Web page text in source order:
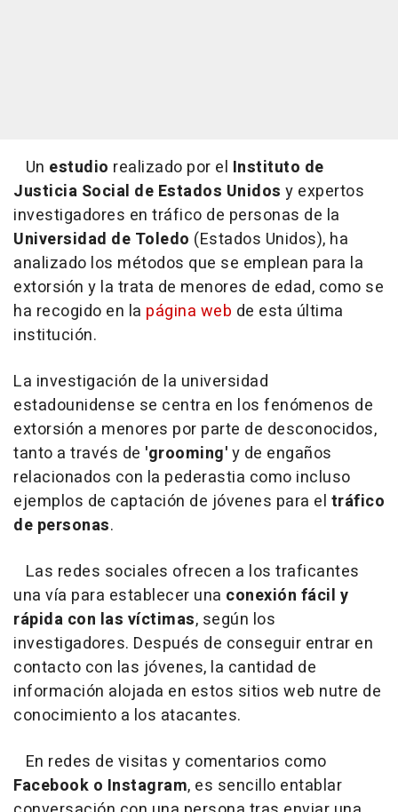
Un estudio realizado por el Instituto de
Justicia Social de Estados Unidos y expertos
investigadores en tráfico de personas de la
Universidad de Toledo (Estados Unidos), ha
analizado los métodos que se emplean para la
extorsión y la trata de menores de edad, como se
ha recogido en la página web de esta última
institución.
La investigación de la universidad
estadounidense se centra en los fenómenos de
extorsión a menores por parte de desconocidos,
tanto a través de 'grooming'y de engaños
relacionados con la pederastia como incluso
ejemplos de captación de jóvenes para el tráfico
de personas.
Las redes sociales ofrecen a los traficantes
una vía para establecer una conexión fácil y
rápida con las víctimas, según los
investigadores. Después de conseguir entrar en
contacto con las jóvenes, la cantidad de
información alojada en estos sitios web nutre de
conocimiento a los atacantes.
En redes de visitas y comentarios como
Facebook o Instagram, es sencillo entablar